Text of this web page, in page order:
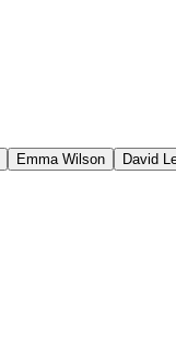
Emma Wilson David